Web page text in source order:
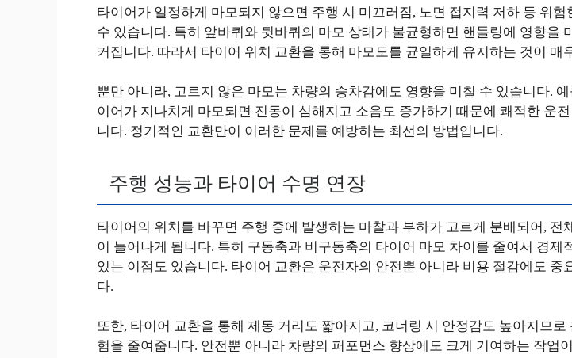
타이어가 일정하게 마모되지 않으면 주행 시 미끄러짐, 노면 접지력 저하 등 위험
수 있습니다. 특히 앞바퀴와 뒷바퀴의 마모 상태가 불균형하면 핸들링에 영향을
커집니다. 따라서 타이어 위치 교환을 통해 마모도를 균일하게 유지하는 것이 매
뿐만 아니라, 고르지 않은 마모는 차량의 승차감에도 영향을 미칠 수 있습니다.
이어가 지나치게 마모되면 진동이 심해지고 소음도 증가하기 때문에 쾌적한 운
니다. 정기적인 교환만이 이러한 문제를 예방하는 최선의 방법입니다.
주행 성능과 타이어 수명 연장
타이어의 위치를 바꾸면 주행 중에 발생하는 마찰과 부하가 고르게 분배되어, 전
이 늘어나게 됩니다. 특히 구동축과 비구동축의 타이어 마모 차이를 줄여서 경제
있는 이점도 있습니다. 타이어 교환은 운전자의 안전뿐 아니라 비용 절감에도 중
다.
또한, 타이어 교환을 통해 제동 거리도 짧아지고, 코너링 시 안정감도 높아지므로
험을 줄여줍니다. 안전뿐 아니라 차량의 퍼포먼스 향상에도 크게 기여하는 작업